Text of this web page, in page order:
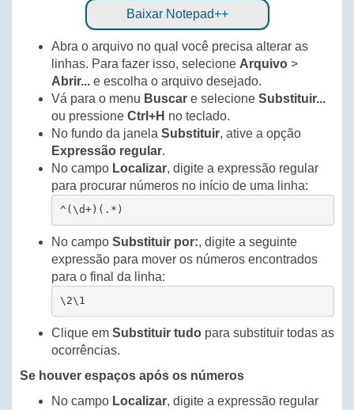
Baixar Notepad++
Abra o arquivo no qual você precisa alterar as
linhas. Para fazer isso, selecione Arquivo >
Abrir... e escolha o arquivo desejado.
Vá para o menu Buscar e selecione Substituir...
ou pressione Ctrl+H no teclado.
No fundo da janela Substituir, ative a opção
Expressão regular.
No campo Localizar, digite a expressão regular
para procurar números no início de uma linha:
^(\d+)(.*)
No campo Substituir por:, digite a seguinte
expressão para mover os números encontrados
para o final da linha:
\2\1
Clique em Substituir tudo para substituir todas as
ocorrências.
Se houver espaços após os números
No campo Localizar, digite a expressão regular